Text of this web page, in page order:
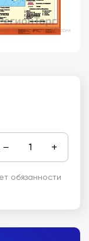
− +
обязанности